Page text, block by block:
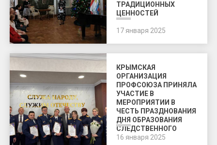
ТРАДИЦИОННЫХ
ЦЕННОСТЕЙ
17 января 2025
КРЫМСКАЯ
ОРГАНИЗАЦИЯ
ПРОФСОЮЗА ПРИНЯЛА
УЧАСТИЕ В
МЕРОПРИЯТИИ В
ЧЕСТЬ ПРАЗДНОВАНИЯ
ДНЯ ОБРАЗОВАНИЯ
СЛЕДСТВЕННОГО
КОМИТЕТА РФ
16 января 2025